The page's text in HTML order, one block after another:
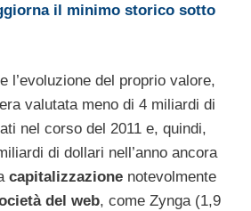
il minimo storico sotto
l’evoluzione del proprio valore,
valutata meno di 4 miliardi di
nel corso del 2011 e, quindi,
di dollari nell’anno ancora
capitalizzazione notevolmente
del web, come Zynga (1,9